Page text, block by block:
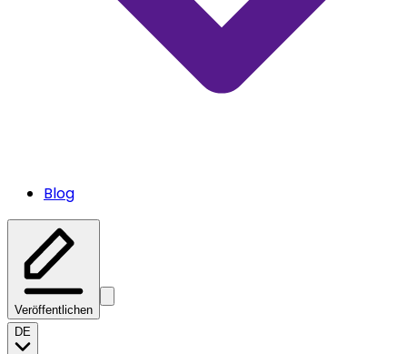
Blog
Veröffentlichen
DE